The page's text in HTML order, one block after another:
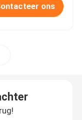
ons